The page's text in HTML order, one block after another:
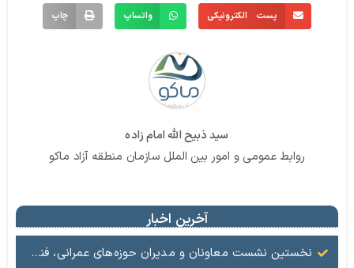
پست الکترونیکی واتساپ چاپ
سید ذبیح الله امام زاده
روابط عمومی و امور بین الملل سازمان منطقه آزاد ماکو
آخرین اخبار
نخستین نشست معاونان و مدیران حوزه‌های عمرانی، فنی، شهرسازی، محیط‌زیست، خدمات شهری و لجستیک ۱۸ منطقه آزاد در سال ۱۴۰۵ برگزار شد